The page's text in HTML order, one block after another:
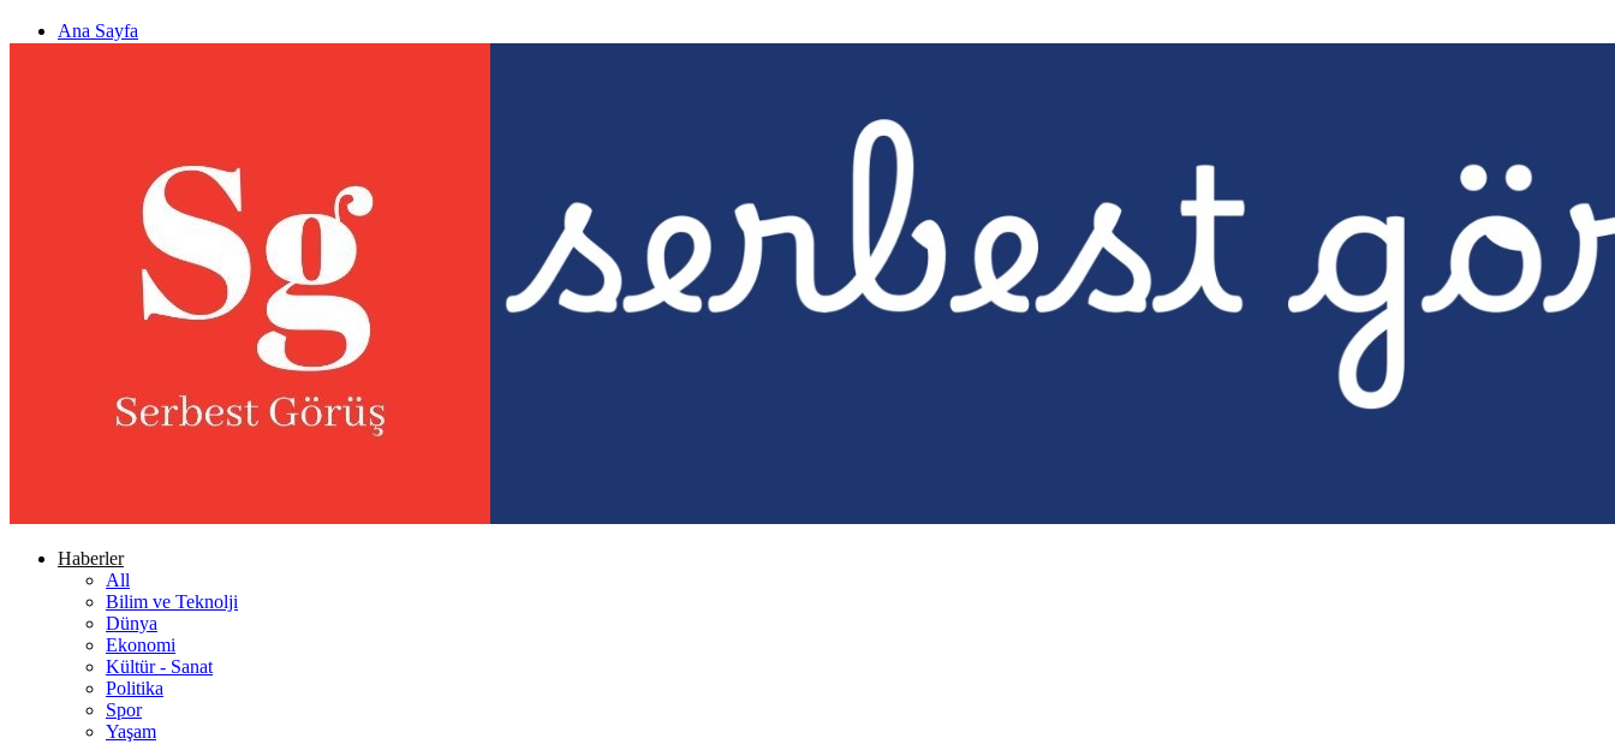
Ana Sayfa
Haberler
All
Bilim ve Teknolji
Dünya
Ekonomi
Kültür - Sanat
Politika
Spor
Yaşam